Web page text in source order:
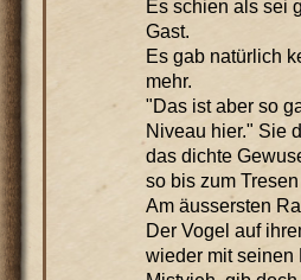
Es schien als sei
Gast.
Es gab natürlich
mehr.
"Das ist aber so
Niveau hier." Sie
das dichte
so bis zum
Am äussersten
Der Vogel auf
wieder mit seinen